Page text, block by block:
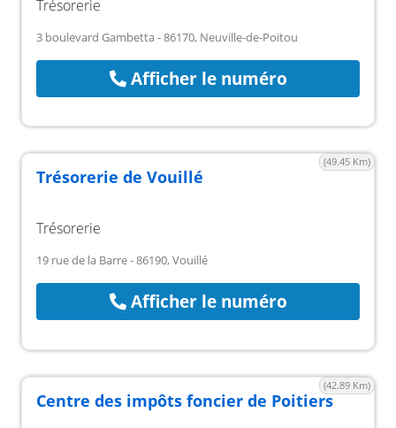
Trésorerie
3 boulevard Gambetta - 86170, Neuville-de-Poitou
Afficher le numéro
(49.45 Km)
Trésorerie de Vouillé
Trésorerie
19 rue de la Barre - 86190, Vouillé
Afficher le numéro
(42.89 Km)
Centre des impôts foncier de Poitiers